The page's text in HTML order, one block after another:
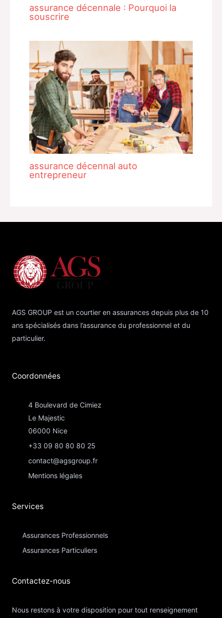
assurance décennale : Pourquoi la
souscrire
assurance décennal auto
entrepreneur
AGS GROUP est un courtier en assurances depuis plus de 10
ans spécialisés dans l’assurance du professionnel et du
particulier.
Coordonnées​
4 Boulevard de Cimiez
Le Majestic
06000 Nice
+33 09 80 80 80 25
contact@agsgroup.fr
Mentions légales
Services
Assurances Professionnels
Assurances Particuliers​
Contactez-nous​
Nous restons à votre disposition pour tout renseignement